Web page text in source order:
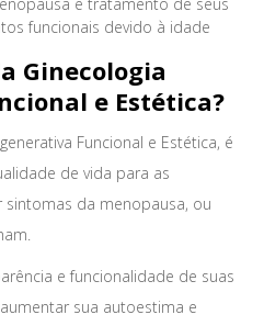
funcionais devido à idade
Ginecologia
e Estética?
Funcional e Estética, é
de vida para as
sintomas da menopausa, ou
e funcionalidade de suas
sua autoestima e